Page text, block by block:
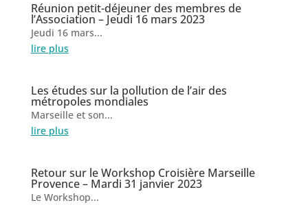
Réunion petit-déjeuner des membres de
l’Association – Jeudi 16 mars 2023
Jeudi 16 mars...
lire plus
Les études sur la pollution de l’air des
métropoles mondiales
Marseille et son...
lire plus
Retour sur le Workshop Croisière Marseille
Provence – Mardi 31 janvier 2023
Le Workshop...